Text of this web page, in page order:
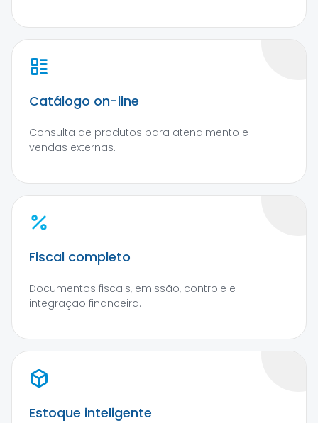
Catálogo on-line
Consulta de produtos para atendimento e
vendas externas.
Fiscal completo
Documentos fiscais, emissão, controle e
integração financeira.
Estoque inteligente